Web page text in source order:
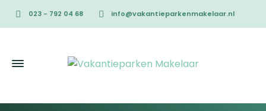
023 - 792 04 68 info@vakantieparkenmakelaar.nl